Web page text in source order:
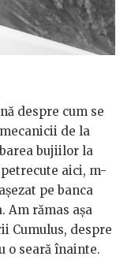
despre cum se
de la
bujiilor la
aici, m-
pe banca
Am rămas așa
Cumulus, despre
o seară înainte.